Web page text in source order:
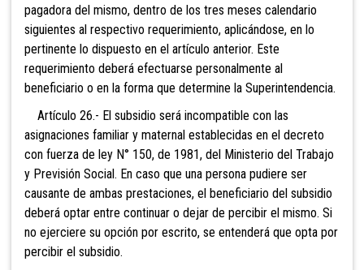
pagadora del mismo, dentro de los tres meses calendario
siguientes al respectivo requerimiento, aplicándose, en lo
pertinente lo dispuesto en el artículo anterior. Este
requerimiento deberá efectuarse personalmente al
beneficiario o en la forma que determine la Superintendencia.
Artículo 26.- El subsidio será incompatible con las
asignaciones familiar y maternal establecidas en el decreto
con fuerza de ley N° 150, de 1981, del Ministerio del Trabajo
y Previsión Social. En caso que una persona pudiere ser
causante de ambas prestaciones, el beneficiario del subsidio
deberá optar entre continuar o dejar de percibir el mismo. Si
no ejerciere su opción por escrito, se entenderá que opta por
percibir el subsidio.